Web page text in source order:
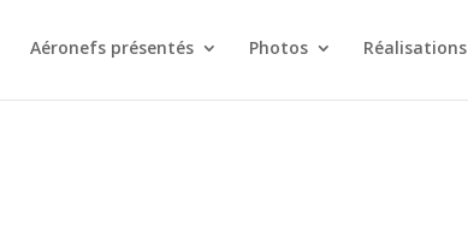
Aéronefs présentés Photos Réalisations